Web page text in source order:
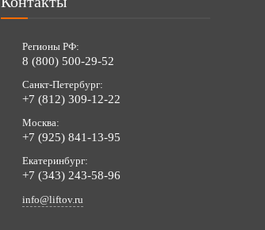
Регионы РФ:
8 (800) 500-29-52
Санкт-Петербург:
+7 (812) 309-12-22
Москва:
+7 (925) 841-13-95
Екатеринбург:
+7 (343) 243-58-96
info@liftov.ru